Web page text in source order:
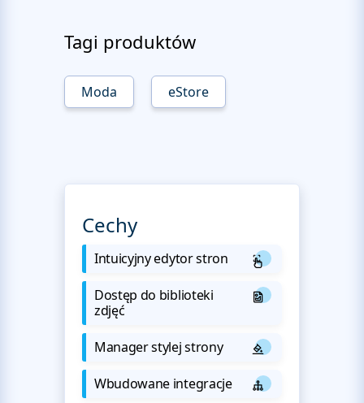
Tagi produktów
Moda eStore
Cechy
Intuicyjny edytor stron
Dostęp do biblioteki
zdjęć
Manager stylej strony
Wbudowane integracje